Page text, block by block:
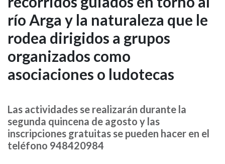
plazas
libres
para
los
guiados
en
río Arga y la naturaleza que le
rodea dirigidos a grupos
organizados como
asociaciones o ludotecas
Las actividades se realizarán durante la
segunda quincena de agosto y las
inscripciones gratuitas se pueden hacer en el
teléfono 948420984